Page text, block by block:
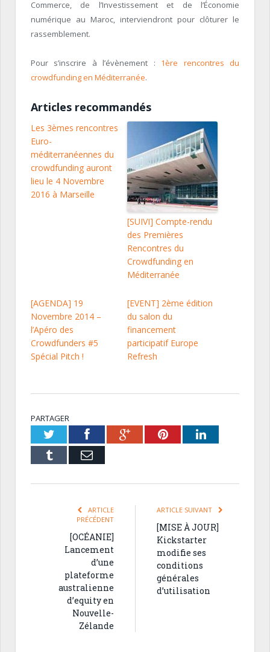
Commerce, de l’Investissement et de l’Économie
numérique au Maroc, interviendront pour clôturer le
rassemblement.
Pour s’inscrire à l’évènement : 1ère rencontres du
crowdfunding en Méditerranée.
Articles recommandés
Les 3èmes rencontres
Euro-
méditerranéennes du
crowdfunding auront
lieu le 4 Novembre
2016 à Marseille
[SUIVI] Compte-rendu
des Premières
Rencontres du
Crowdfunding en
Méditerranée
[AGENDA] 19
Novembre 2014 –
l’Apéro des
Crowdfunders #5
Spécial Pitch !
[EVENT] 2ème édition
du salon du
financement
participatif Europe
Refresh
PARTAGER
TwitterFacebookGoogle+PinterestLinkedIn
Tumblr Email
ARTICLE
PRÉCÉDENT
[OCÉANIE]
Lancement
d’une
plateforme
australienne
d’equity en
Nouvelle-
Zélande
ARTICLE SUIVANT
[MISE À JOUR]
Kickstarter
modifie ses
conditions
générales
d’utilisation